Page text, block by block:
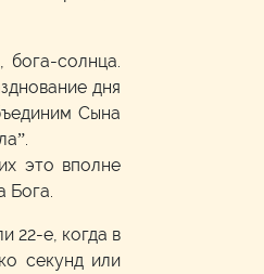
солнца.
дня
Сына
это вполне
Бога.
22-е, когда в
секунд или